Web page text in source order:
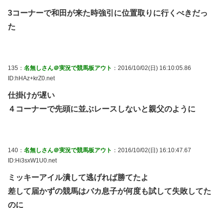
3コーナーで和田が来た時強引に位置取りに行くべきだっ
た
135： 名無しさん＠実況で競馬板アウト ：2016/10/02(日) 16:10:05.86
ID:hHAz+krZ0.net
仕掛けが遅い
４コーナーで先頭に並ぶレースしないと親父のように
140： 名無しさん＠実況で競馬板アウト ：2016/10/02(日) 16:10:47.67
ID:Hi3sxW1U0.net
ミッキーアイル潰して逃げれば勝てたよ
差して届かずの競馬はバカ息子が何度も試して失敗してた
のに